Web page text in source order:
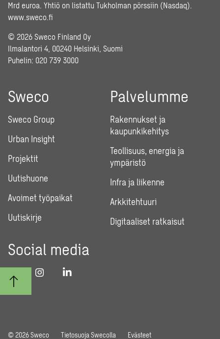
Mrd euroa. Yhtiö on listattu Tukholman pörssiin (Nasdaq).
www.sweco.fi
© 2026 Sweco Finland Oy
Ilmalantori 4, 00240 Helsinki, Suomi
Puhelin: 020 739 3000
Sweco
Sweco Group
Urban Insight
Projektit
Uutishuone
Avoimet työpaikat
Uutiskirje
Palvelumme
Rakennukset ja
kaupunkikehitys
Teollisuus, energia ja
ympäristö
Infra ja liikenne
Arkkitehtuuri
Digitaaliset ratkaisut
Social media
© 2026 Sweco Tietosuoja Swecolla Evästeet